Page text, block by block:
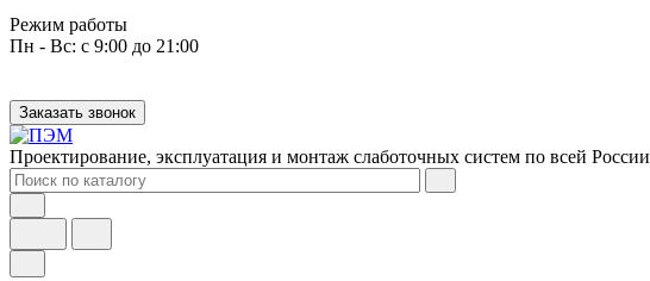
Режим работы
Пн - Вс: с 9:00 до 21:00
Заказать звонок
Проектирование, эксплуатация и монтаж слаботочных систем по всей России